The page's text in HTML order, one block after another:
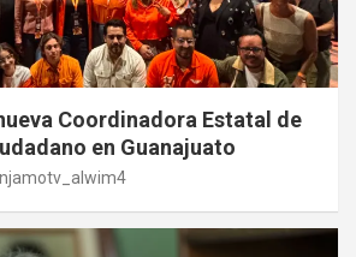
Coordinadora Estatal de
en Guanajuato